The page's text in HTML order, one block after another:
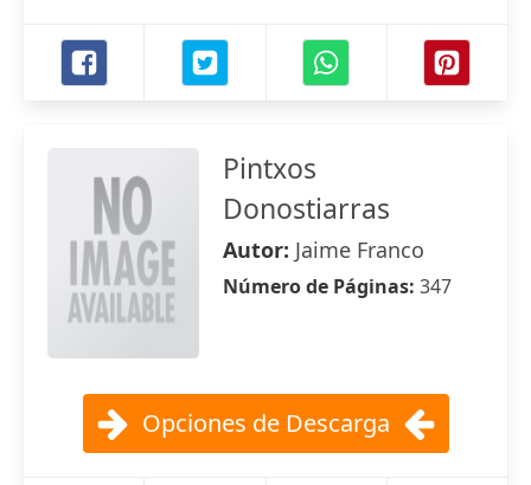
Pintxos
Donostiarras
Autor: Jaime Franco
Número de Páginas: 347
Opciones de Descarga